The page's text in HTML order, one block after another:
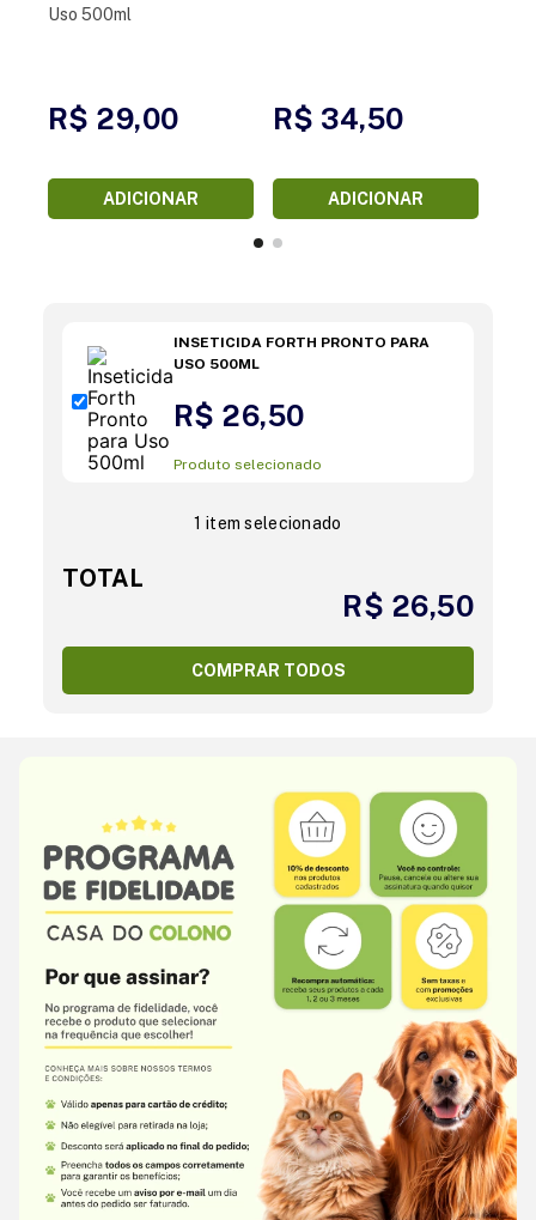
Uso 500ml
R$ 29,00
ADICIONAR
R$ 34,50
ADICIONAR
INSETICIDA FORTH PRONTO PARA
USO 500ML
R$ 26,50
Produto selecionado
1 item selecionado
TOTAL
R$ 26,50
COMPRAR TODOS